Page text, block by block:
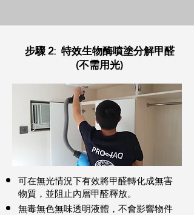
步驟 2: 特效生物酶噴塗分解甲醛
(不需用光)
可在無光情況下有效將甲醛轉化成無害
物質，並阻止內層甲醛釋放。
無毒無色無味透明液體，不會影響物件